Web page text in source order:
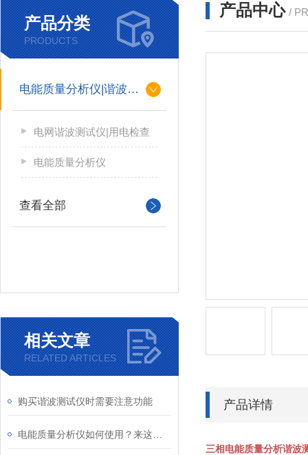
产品分类
PRODUCTS
电能质量分析仪|谐波测试
电网谐波测试仪|用电检查
电能质量分析仪
查看全部
相关文章
RELATED ARTICLES
购买谐波测试仪时需要注意功能
产品中心 /
产品详情
三相电能质量分析谐波